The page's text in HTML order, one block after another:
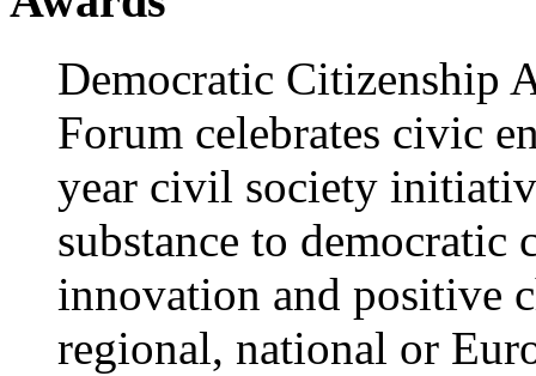
Democratic Citizenship
Forum celebrates civic
year civil society
substance to
innovation and positive
regional, national or